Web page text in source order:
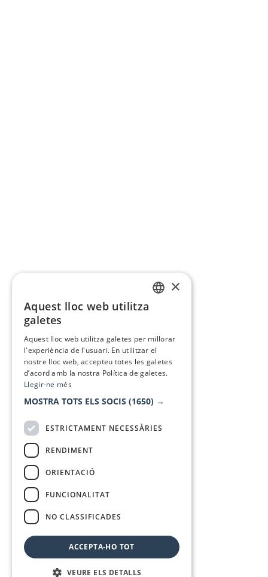
×
Aquest lloc web utilitza
galetes
Aquest lloc web utilitza galetes per millorar
l'experiència de l'usuari. En utilitzar el
nostre lloc web, accepteu totes les galetes
d’acord amb la nostra Política de galetes.
Llegir-ne més
MOSTRA TOTS ELS SOCIS (1650) →
ESTRICTAMENT NECESSÀRIES
RENDIMENT
ORIENTACIÓ
FUNCIONALITAT
NO CLASSIFICADES
ACCEPTA-HO TOT
VEURE ELS DETALLS